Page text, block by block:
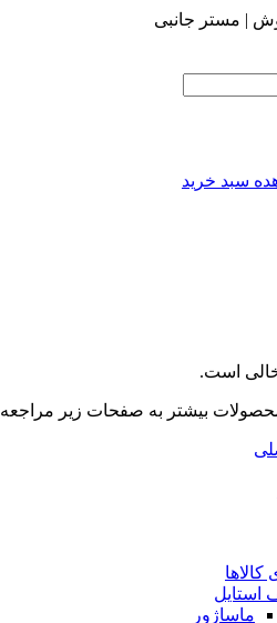
| مستر جانبی
سبد خرید
است.
بیشتر به صفحات زیر مراجعه
کالاها
استایل
ماساژور